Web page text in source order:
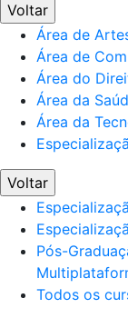
Voltar
Área de
Área de
Área do
Área da
Área da
Voltar
Pós-
Todos os